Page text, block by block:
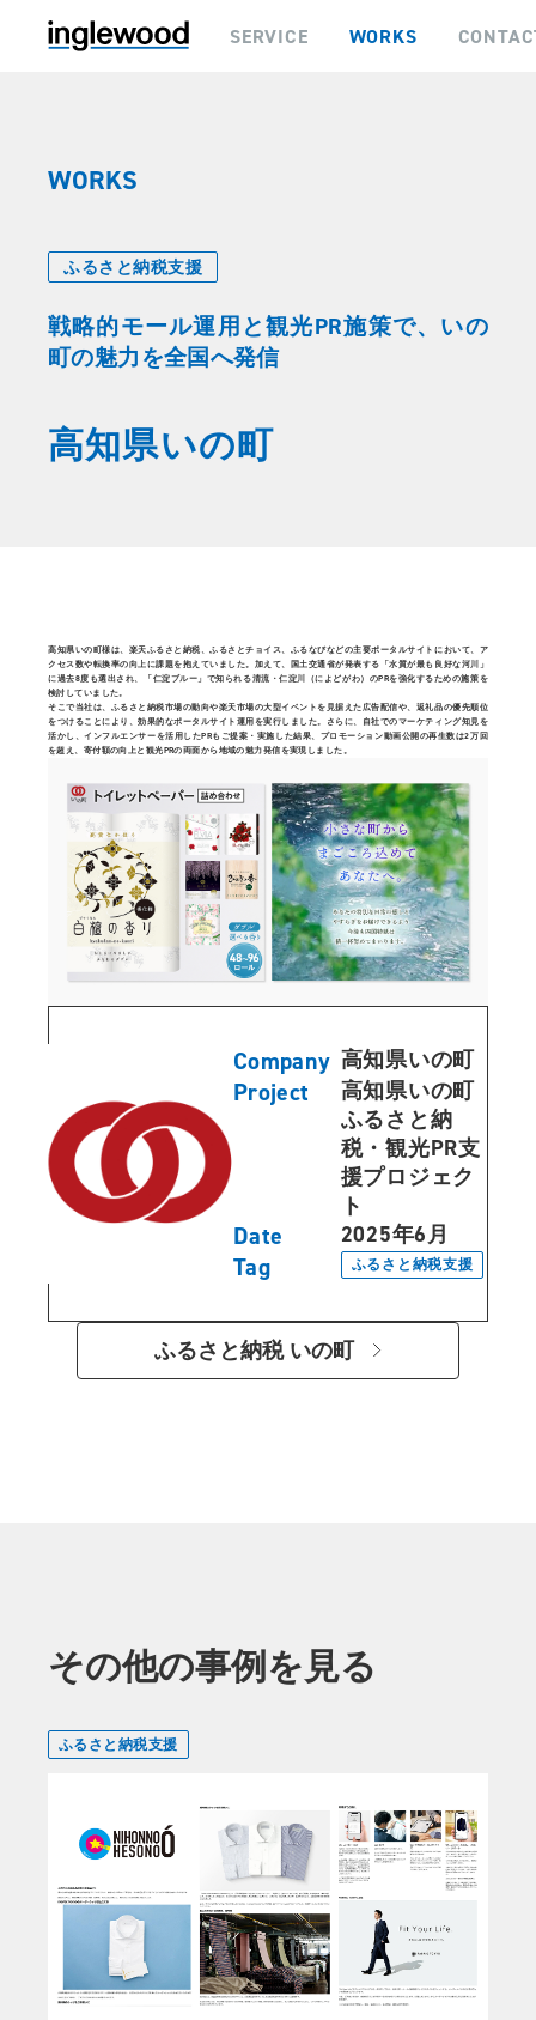
SERVICE WORKS
WORKS
ふるさと納税支援
戦略的モール運用と観光PR施策で、いの
町の魅力を全国へ発信
高知県いの町
高知県いの町様は、楽天ふるさと納税、ふるさとチョイス、ふるなびなどの主要ポータルサイトにおいて、ア
クセス数や転換率の向上に課題を抱えていました。加えて、国土交通省が発表する「水質が最も良好な河川」
に過去8度も選出され、「仁淀ブルー」で知られる清流・仁淀川（によどがわ）のPRを強化するための施策を
検討していました。
そこで当社は、ふるさと納税市場の動向や楽天市場の大型イベントを見据えた広告配信や、返礼品の優先順位
をつけることにより、効果的なポータルサイト運用を実行しました。さらに、自社でのマーケティング知見を
活かし、インフルエンサーを活用したPRもご提案・実施した結果、プロモーション動画公開の再生数は2万回
を超え、寄付額の向上と観光PRの両面から地域の魅力発信を実現しました。
Company 高知県いの町
Project
高知県いの町
ふるさと納
税・観光PR支
援プロジェク
ト
Date 2025年6月
Tag ふるさと納税支援
ふるさと納税 いの町
その他の事例を見る
ふるさと納税支援